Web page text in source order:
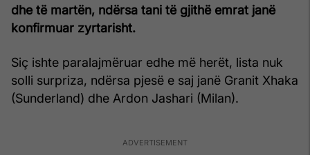
dhe të martën, ndërsa tani të gjithë emrat janë
konfirmuar zyrtarisht.
Siç ishte paralajmëruar edhe më herët, lista nuk
solli surpriza, ndërsa pjesë e saj janë Granit Xhaka
(Sunderland) dhe Ardon Jashari (Milan).